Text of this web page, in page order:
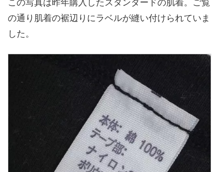
この写真は昨年購入したスタンダードの肌着。ご覧
の通り肌着の裾辺りにラベルが縫い付けられていま
した。